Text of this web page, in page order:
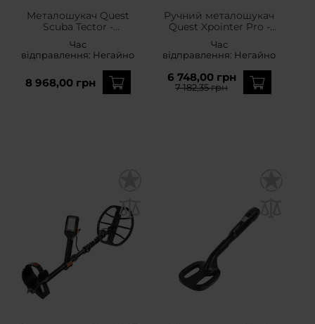
Металошукач Quest
Scuba Tector -
Час
відправлення: Негайно
8 968,00 грн
Ручний металошукач
Quest Xpointer Pro -
Час
відправлення: Негайно
6 748,00 грн
7 182,35 грн